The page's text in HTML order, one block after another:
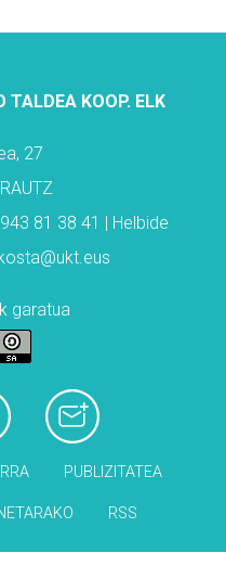
TALDEA KOOP. ELK
27
81 38 41 | Helbide
garatua
PUBLIZITATEA
RSS